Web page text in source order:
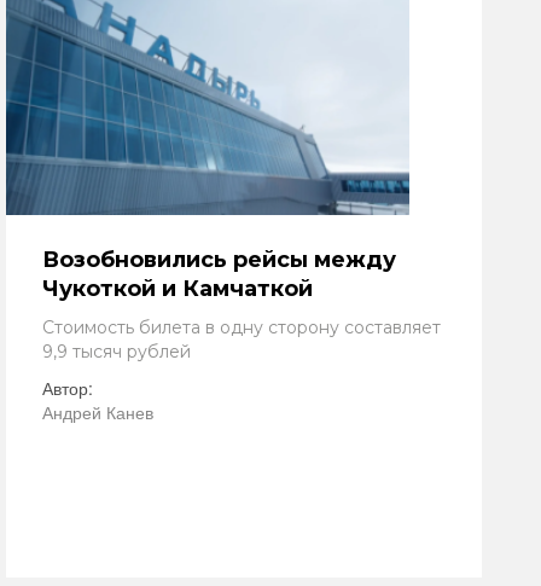
Возобновились рейсы между
Чукоткой и Камчаткой
Стоимость билета в одну сторону составляет
9,9 тысяч рублей
Автор:
Андрей Канев